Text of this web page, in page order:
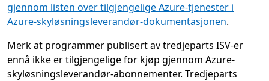
gjennom listen over tilgjengelige Azure-tjenester i
Azure-skyløsningsleverandør-dokumentasjonen.
Merk at programmer publisert av tredjeparts ISV-er
ennå ikke er tilgjengelige for kjøp gjennom Azure-
skyløsningsleverandør-abonnementer. Tredjeparts